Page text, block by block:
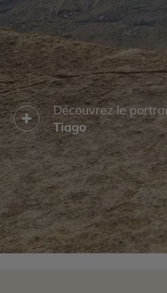
éléphants, offre des
safaris
pourrez observer lions,
habitat naturel. Si vous êtes
manquez pas le site
Zimbabwe, vestige d’une
qui témoigne de la richesse
architecturale de la région.
Enfin, pour une expérience
une escapade sur lelac Kariba
une invitation à la détente
magiques et ses croisières
amateurs de pêche et
également leur bonheur. Le
diversité de ses activités et
promet un voyage
Avec les conseillers
Voyages, partez pour une
Découvrez le
Tiago